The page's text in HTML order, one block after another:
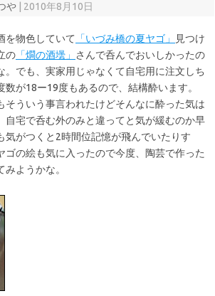
や 2010年8月10日
を物色していて 「いづみ橋の夏ヤゴ」
見つけ
の 「燗の酒壜」
さんで呑んでおいしかったの
。でも、実家用じゃなくて自宅用に注文しち
数が18ー19度もあるので、結構酔います。
そういう事言われたけどそんなに酔った気は
自宅で呑む外のみと違ってと気が緩むのか早
気がつくと2時間位記憶が飛んでいたりす
ゴの絵も気に入ったので今度、陶芸で作った
ようかな。